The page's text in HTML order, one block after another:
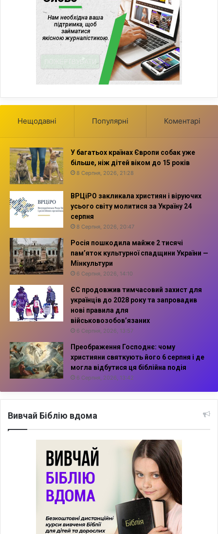
Нещодавні Популярні Коментарі
У багатьох країнах Європи собак уже
більше, ніж дітей віком до 15 років
8 Серпня, 2026, 21:28
ВРЦіРО закликала християн і віруючих
усього світу молитися за Україну 24
серпня
8 Серпня, 2026, 20:47
Росія пошкодила майже 2 тисячі
пам’яток культурної спадщини України —
Мінкультури
6 Серпня, 2026, 14:10
ЄС продовжив тимчасовий захист для
українців до 2028 року та запровадив
нові правила для
військовозобов’язаних
6 Серпня, 2026, 13:57
Преображення Господнє: чому
християни святкують його 6 серпня і де
могла відбутися ця біблійна подія
6 Серпня, 2026, 13:42
Вивчай Біблію вдома